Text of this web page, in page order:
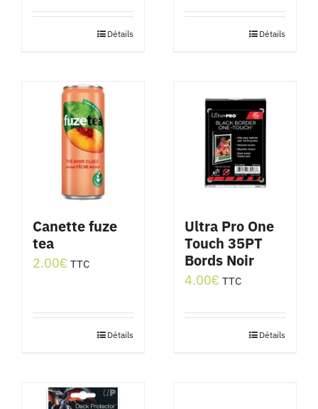
Détails Détails
Canette fuze
tea
2.00€ TTC
Détails
Ultra Pro One
Touch 35PT
Bords Noir
4.00€ TTC
Détails